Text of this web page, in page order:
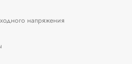
напряжения